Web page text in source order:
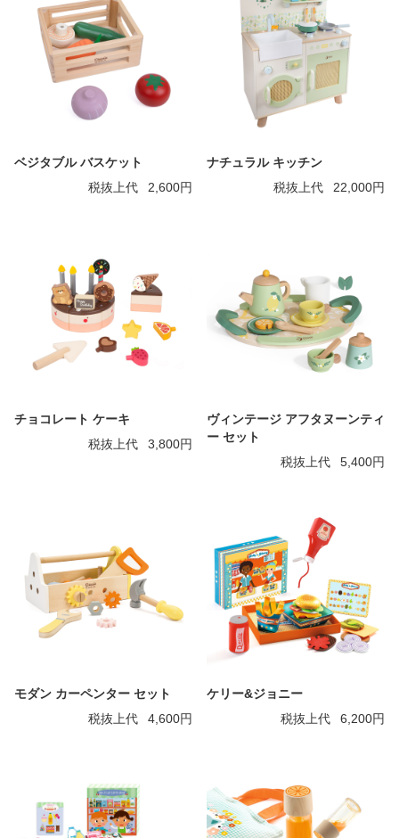
ベジタブル バスケット
税抜上代
2,600円
ナチュラル キッチン
税抜上代
22,000円
チョコレート ケーキ
税抜上代
3,800円
ヴィンテージ アフタヌーンティ
ー セット
税抜上代
5,400円
モダン カーペンター セット
税抜上代
4,600円
ケリー&ジョニー
税抜上代
6,200円